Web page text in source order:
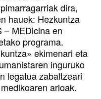
dira,
hauek: Hezkuntza
– MEDicina en
programa.
ekimenari eta
inguruko
legatua zabaltzeari
arloak.